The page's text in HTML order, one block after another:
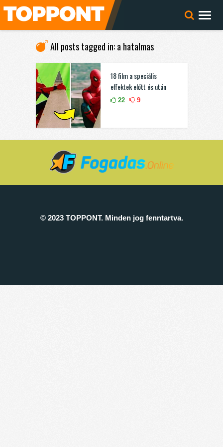
All posts tagged in: a hatalmas
18 film a speciális
effektek előtt és után
22 9
© 2023 TOPPONT. Minden jog fenntartva.